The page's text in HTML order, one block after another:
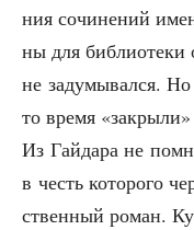
ния сочи­не­ний
ны для биб­лио­те­ки
не заду­мы­вал­ся. Но
то вре­мя
Из Гай­да­ра не
в честь кото­ро­го
ствен­ный роман.